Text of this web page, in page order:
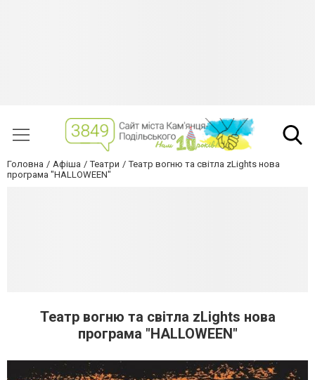
Головна Афіша Театри
Театр вогню та світла zLights нова
програма "HALLOWEEN"
Театр вогню та світла zLights нова
програма "HALLOWEEN"